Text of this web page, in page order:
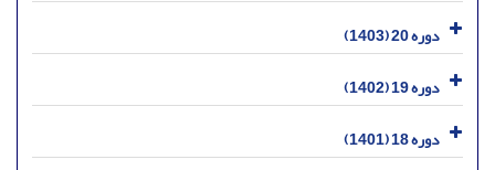
دوره 20 (1403)
دوره 19 (1402)
دوره 18 (1401)